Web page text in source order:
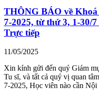
THÔNG BÁO về
7-2025, từ thứ 3, 1-30/
Trực tiếp
11/05/2025
Xin kính gửi đến quý Giám
Tu sĩ, và tất cả quý vị quan
7-2025, Học viên nào cần